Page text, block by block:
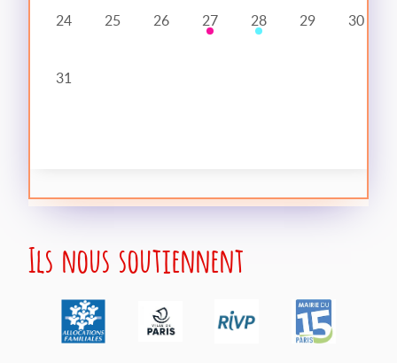
24 25 26 27 28 29 30
31
Ils nous soutiennent